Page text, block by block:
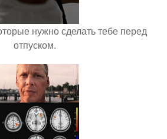
нужно сделать тебе перед
отпуском.